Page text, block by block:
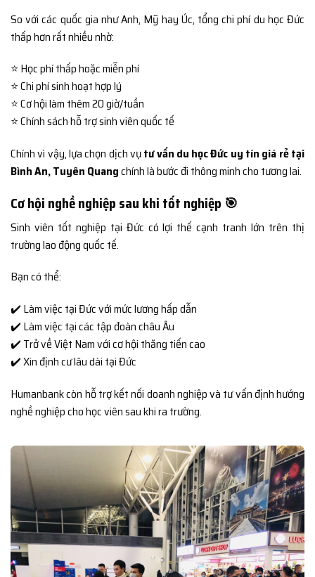
So với các quốc gia như Anh, Mỹ hay Úc, tổng chi phí du học Đức
thấp hơn rất nhiều nhờ:
⭐ Học phí thấp hoặc miễn phí
⭐ Chi phí sinh hoạt hợp lý
⭐ Cơ hội làm thêm 20 giờ/tuần
⭐ Chính sách hỗ trợ sinh viên quốc tế
Chính vì vậy, lựa chọn dịch vụtư vấn du học Đức uy tín giá rẻ tại
Bình An, Tuyên Quangchính là bước đi thông minh cho tương lai.
Cơ hội nghề nghiệp sau khi tốt nghiệp 🎯
Sinh viên tốt nghiệp tại Đức có lợi thế cạnh tranh lớn trên thị
trường lao động quốc tế.
Bạn có thể:
✔️ Làm việc tại Đức với mức lương hấp dẫn
✔️ Làm việc tại các tập đoàn châu Âu
✔️ Trở về Việt Nam với cơ hội thăng tiến cao
✔️ Xin định cư lâu dài tại Đức
Humanbank còn hỗ trợ kết nối doanh nghiệp và tư vấn định hướng
nghề nghiệp cho học viên sau khi ra trường.